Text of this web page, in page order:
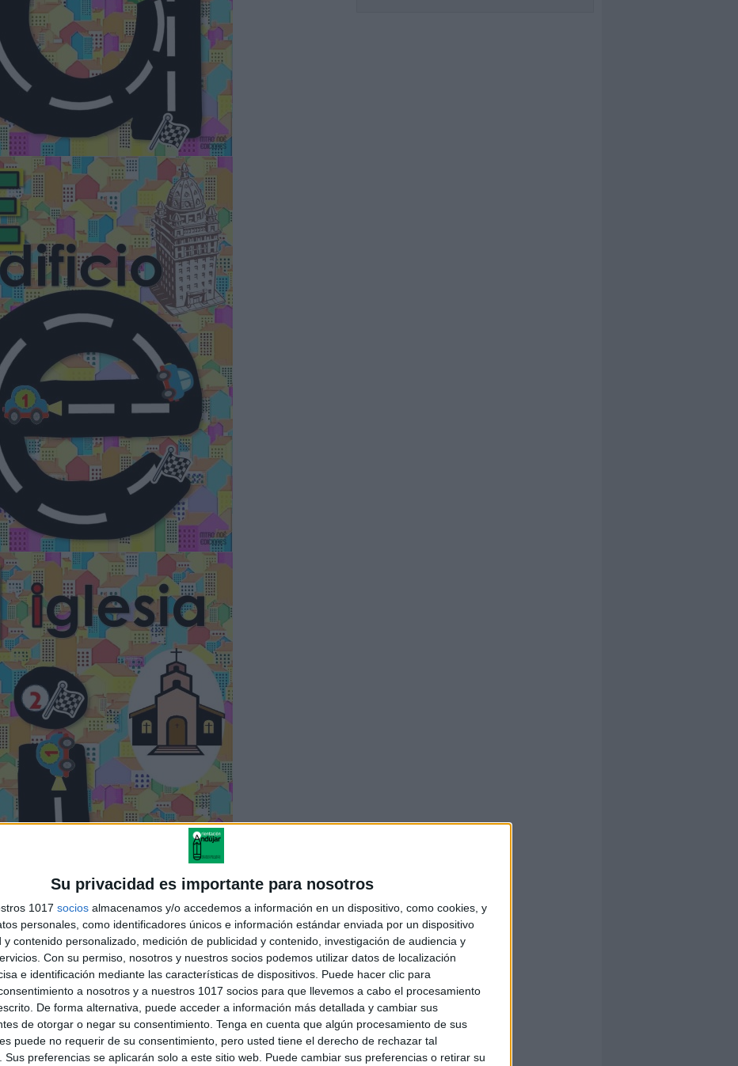
Su privacidad es importante para nosotros
1017 socios almacenamos y/o accedemos a información en un dispositivo, como cookies, y
personales, como identificadores únicos e información estándar enviada por un dispositivo
y contenido personalizado, medición de publicidad y contenido, investigación de audiencia y
Con su permiso, nosotros y nuestros socios podemos utilizar datos de localización
e identificación mediante las características de dispositivos. Puede hacer clic para
a nosotros y a nuestros 1017 socios para que llevemos a cabo el procesamiento
De forma alternativa, puede acceder a información más detallada y cambiar sus
de otorgar o negar su consentimiento. Tenga en cuenta que algún procesamiento de sus
puede no requerir de su consentimiento, pero usted tiene el derecho de rechazar tal
Sus preferencias se aplicarán solo a este sitio web. Puede cambiar sus preferencias o retirar su